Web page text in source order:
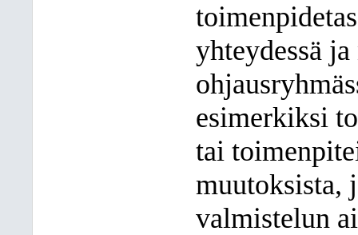
yhteydessä
esimerkiksi
tai
muutoksista,
valmistelun